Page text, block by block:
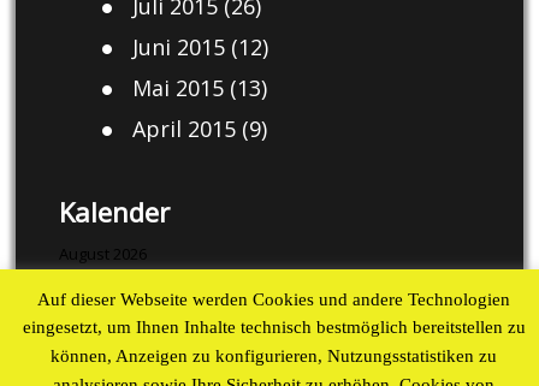
Juni 2015(12)
Mai 2015(13)
April 2015(9)
Kalender
August 2026
M D M D F S
S
1
2
3
4 5 6 7 8 9
Auf dieser Webseite werden Cookies und andere Technologien
eingesetzt, um Ihnen Inhalte technisch bestmöglich bereitstellen zu
können, Anzeigen zu konfigurieren, Nutzungsstatistiken zu